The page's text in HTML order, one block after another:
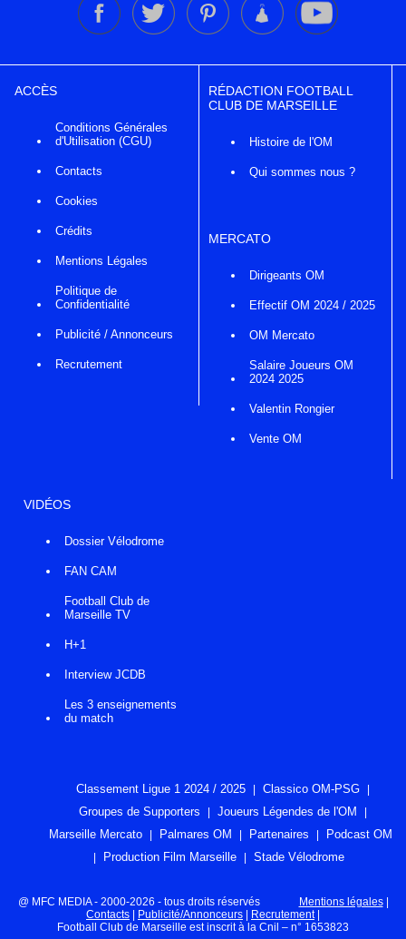
ACCÈS
Conditions Générales
d'Utilisation (CGU)
Contacts
Cookies
Crédits
Mentions Légales
Politique de
Confidentialité
Publicité / Annonceurs
Recrutement
RÉDACTION FOOTBALL
CLUB DE MARSEILLE
Histoire de l'OM
Qui sommes nous ?
MERCATO
Dirigeants OM
Effectif OM 2024 / 2025
OM Mercato
Salaire Joueurs OM
2024 2025
Valentin Rongier
Vente OM
VIDÉOS
Dossier Vélodrome
FAN CAM
Football Club de
Marseille TV
H+1
Interview JCDB
Les 3 enseignements
du match
Classement Ligue 1 2024 / 2025
Classico OM-PSG
Groupes de Supporters
Joueurs Légendes de l'OM
Marseille Mercato
Palmares OM Partenaires
Podcast OM
Production Film Marseille
Stade Vélodrome
@ MFC MEDIA - 2000-2026 - tous droits réservés Mentions légales|
Contacts
Publicité/Annonceurs Recrutement|
Football Club de Marseille est inscrit à la Cnil – n° 1653823